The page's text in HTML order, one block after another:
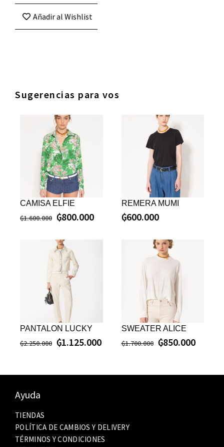
Añadir al Wishlist
Sugerencias para vos
CAMISA ELFIE
₲1.600.000 ₲800.000
REMERA MUMI
₲600.000
PANTALON LUCKY
₲2.250.000 ₲1.125.000
SWEATER ALICE
₲1.700.000 ₲850.000
Ayuda
TIENDAS
POLÍTICA DE CAMBIOS Y DELIVERY
TÉRMINOS Y CONDICIONES